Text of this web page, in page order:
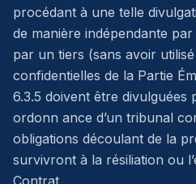
procédant à une telle
de manière indépendante
par un tiers (sans avoir
confidentielles de la Partie
6.3.5 doivent être divulguées
ordonn ance d’un tribunal
obligations découlant de la
survivront à la résiliation ou
Contrat.